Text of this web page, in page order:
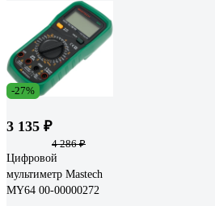
-27%
3 135 ₽
4 286 ₽
Цифровой
мультиметр Mastech
MY64 00-00000272